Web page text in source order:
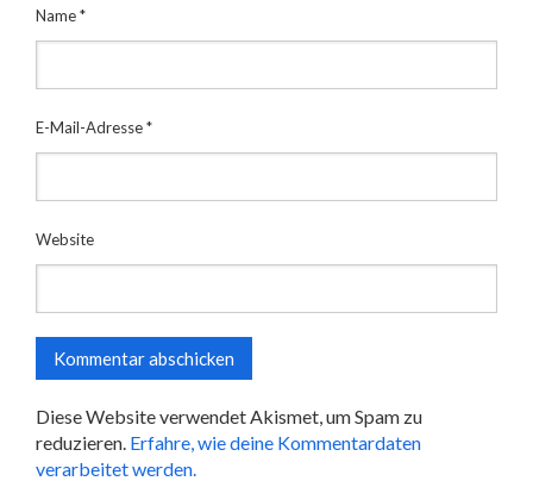
Name*
E-Mail-Adresse*
Website
Diese Website verwendet Akismet, um Spam zu
reduzieren. Erfahre, wie deine Kommentardaten
verarbeitet werden.